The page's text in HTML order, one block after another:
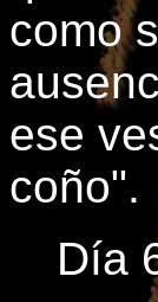
como
ese
coño".
Día